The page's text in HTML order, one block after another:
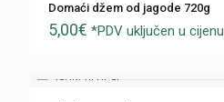
Domaći džem od jagode 720g
5,00€ *PDV uključen u cijenu